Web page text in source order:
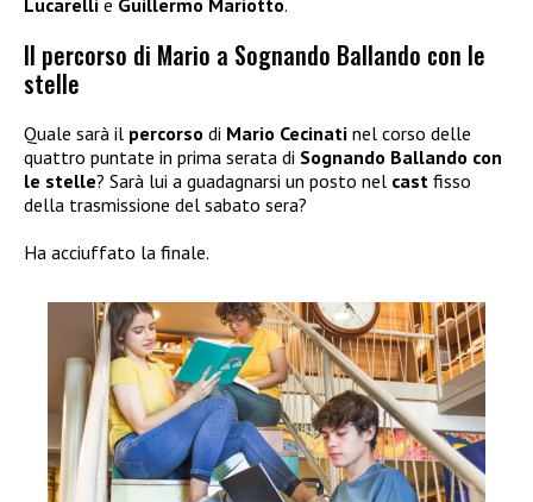
Il percorso di Mario a Sognando Ballando con le
stelle
Quale sarà il percorso di Mario Cecinati nel corso delle
quattro puntate in prima serata di Sognando Ballando con
le stelle? Sarà lui a guadagnarsi un posto nel cast fisso
della trasmissione del sabato sera?
Ha acciuffato la finale.